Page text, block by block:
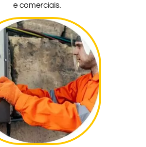
e comerciais.